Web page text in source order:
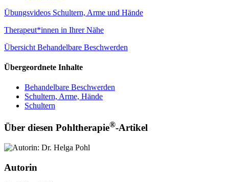
Übungsvideos Schultern, Arme und Hände
Therapeut*innen in Ihrer Nähe
Übersicht Behandelbare Beschwerden
Übergeordnete Inhalte
Behandelbare Beschwerden
Schultern, Arme, Hände
Schultern
Über diesen Pohltherapie®-Artikel
Autorin